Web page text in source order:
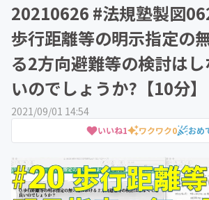
20210626 #法規塾製図
歩行距離等の明示指定の
る2方向避難等の検討は
いのでしょうか?【10分】
2021/09/01 14:54
いいね1 ワクワク0 おめ